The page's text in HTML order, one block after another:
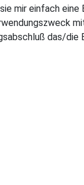
mir einfach eine
das/die